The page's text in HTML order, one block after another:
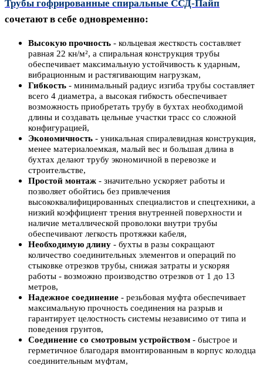
Трубы гофрированные спиральные ССД-Пайп
сочетают в себе одновременно:
Высокую прочность - кольцевая жесткость составляет
равная 22 кн/м², а спиральная конструкция трубы
обеспечивает максимальную устойчивость к ударным,
вибрационным и растягивающим нагрузкам,
Гибкость - минимальный радиус изгиба трубы составляет
всего 4 диаметра, а высокая гибкость обеспечивает
возможность приобретать трубу в бухтах необходимой
длины и создавать цельные участки трасс со сложной
конфигурацией,
Экономичность - уникальная спиралевидная конструкция,
менее материалоемкая, малый вес и большая длина в
бухтах делают трубу экономичной в перевозке и
строительстве,
Простой монтаж - значительно ускоряет работы и
позволяет обойтись без привлечения
высококвалифицированных специалистов и спецтехники, а
низкий коэффициент трения внутренней поверхности и
наличие металлической проволоки внутри трубы
обеспечивают легкость протяжки кабеля,
Необходимую длину - бухты в разы сокращают
количество соединительных элементов и операций по
стыковке отрезков трубы, снижая затраты и ускоряя
работы - возможно производство отрезков от 1 до 13
метров,
Надежное соединение - резьбовая муфта обеспечивает
максимальную прочность соединения на разрыв и
гарантирует целостность системы независимо от типа и
поведения грунтов,
Соединение со смотровым устройством - быстрое и
герметичное благодаря вмонтированным в корпус колодца
соединительным муфтам,